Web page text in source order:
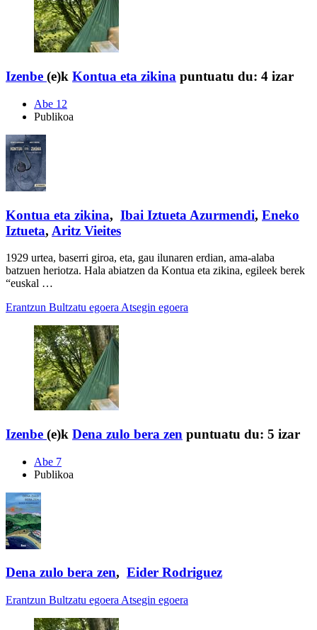
Izenbe (e)k Kontua eta zikina puntuatu du: 4 izar
Abe 12
Publikoa
Kontua eta zikina, Ibai Iztueta Azurmendi, Eneko
Iztueta, Aritz Vieites
1929 urtea, baserri giroa, eta, gau ilunaren erdian, ama-alaba
batzuen heriotza. Hala abiatzen da Kontua eta zikina, egileek berek
“euskal …
Erantzun Bultzatu egoera Atsegin egoera
Izenbe (e)k Dena zulo bera zen puntuatu du: 5 izar
Abe 7
Publikoa
Dena zulo bera zen, Eider Rodriguez
Erantzun Bultzatu egoera Atsegin egoera